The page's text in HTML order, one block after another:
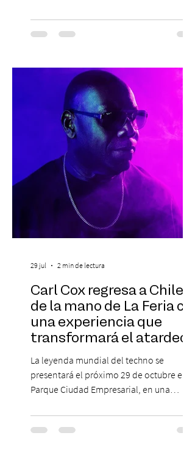
desarrolla durante todo el año: brindar
orientación, contención y apoyo
experiencia del cáncer de mama y a sus
familias, además de impulsar la detección
temprana, porque la información también
es una forma de acompañar. Con este
propósito, la Corporación realizará la 17ª
Corrida por la Vida, e
Carl Cox regresa a Chile
de la mano de La Feria con
una experiencia que
transformará el atardecer
del jueves en una
celebración de música
electrónica
La leyenda mundial del techno se
presentará el próximo 29 de octubre en
Parque Ciudad Empresarial, en una
vivir una jornada de música, comunidad y
cultura electrónica desde las 18:00 horas.
29 jul 2 min de lectura